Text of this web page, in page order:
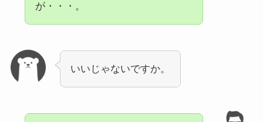
が・・・。
いいじゃないですか。